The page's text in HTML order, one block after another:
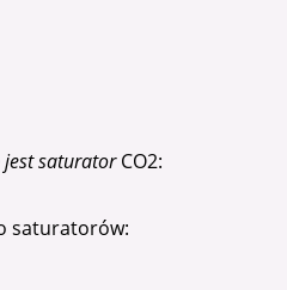
jest saturatorCO2:
saturatorów: